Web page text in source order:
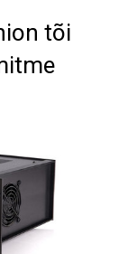
tõi